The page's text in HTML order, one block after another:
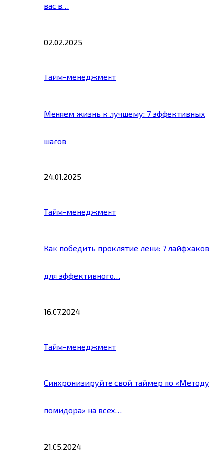
вас в…
02.02.2025
Тайм-менеджмент
Меняем жизнь к лучшему: 7 эффективных
шагов
24.01.2025
Тайм-менеджмент
Как победить проклятие лени: 7 лайфхаков
для эффективного…
16.07.2024
Тайм-менеджмент
Синхронизируйте свой таймер по «Методу
помидора» на всех…
21.05.2024